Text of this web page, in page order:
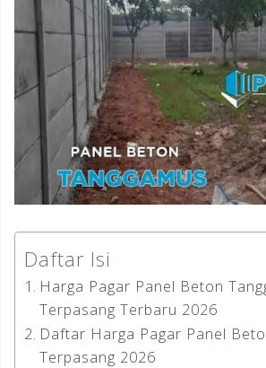
Daftar Isi
Harga Pagar Panel Beton
Terpasang Terbaru 2026
Daftar Harga Pagar Panel
Terpasang 2026